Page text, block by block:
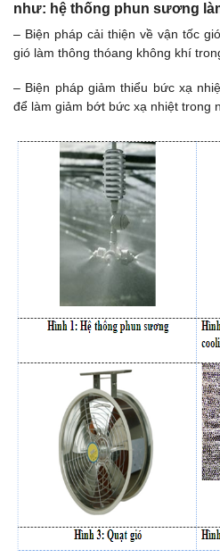
như: hệ thống phun sương
– Biện pháp cải thiện về vận tốc
gió làm thông thóang không khí
– Biện pháp giảm thiểu bức xạ
để làm giảm bớt bức xạ nhiệt trong